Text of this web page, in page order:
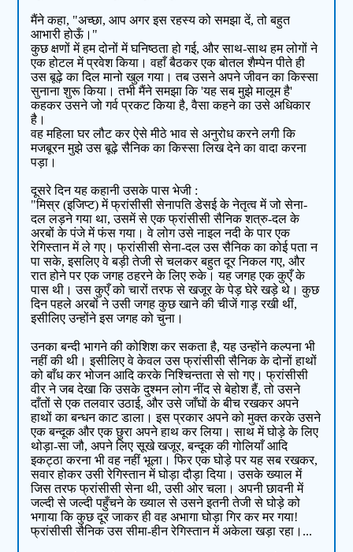
मैंने कहा, "अच्छा, आप अगर इस रहस्य को समझा दें, तो बहुत
आभारी होऊँ।"
कुछ क्षणों में हम दोनों में घनिष्ठता हो गई, और साथ-साथ हम लोगों ने
एक होटल में प्रवेश किया। वहाँ बैठकर एक बोतल शैम्पेन पीते ही
उस बूढ़े का दिल मानो खुल गया। तब उसने अपने जीवन का किस्सा
सुनाना शुरू किया। तभी मैंने समझा कि 'यह सब मुझे मालूम है'
कहकर उसने जो गर्व प्रकट किया है, वैसा कहने का उसे अधिकार
है।
वह महिला घर लौट कर ऐसे मीठे भाव से अनुरोध करने लगी कि
मजबूरन मुझे उस बूढ़े सैनिक का किस्सा लिख देने का वादा करना
पड़ा।
दूसरे दिन यह कहानी उसके पास भेजी :
"मिस्र (इजिप्ट) में फ्रांसीसी सेनापति डेसई के नेतृत्व में जो सेना-
दल लड़ने गया था, उसमें से एक फ्रांसीसी सैनिक शत्रु-दल के
अरबों के पंजे में फंस गया। वे लोग उसे नाइल नदी के पार एक
रेगिस्तान में ले गए। फ्रांसीसी सेना-दल उस सैनिक का कोई पता न
पा सके, इसलिए वे बड़ी तेजी से चलकर बहुत दूर निकल गए, और
रात होने पर एक जगह ठहरने के लिए रुके। यह जगह एक कुएँ के
पास थी। उस कुएँ को चारों तरफ से खजूर के पेड़ घेरे खड़े थे। कुछ
दिन पहले अरबों ने उसी जगह कुछ खाने की चीजें गाड़ रखी थीं,
इसीलिए उन्होंने इस जगह को चुना।
उनका बन्दी भागने की कोशिश कर सकता है, यह उन्होंने कल्पना भी
नहीं की थी। इसीलिए वे केवल उस फ्रांसीसी सैनिक के दोनों हाथों
को बाँध कर भोजन आदि करके निश्चिन्तता से सो गए। फ्रांसीसी
वीर ने जब देखा कि उसके दुश्मन लोग नींद से बेहोश हैं, तो उसने
दाँतों से एक तलवार उठाई, और उसे जाँघों के बीच रखकर अपने
हाथों का बन्धन काट डाला। इस प्रकार अपने को मुक्त करके उसने
एक बन्दूक और एक छुरा अपने हाथ कर लिया। साथ में घोड़े के लिए
थोड़ा-सा जौ, अपने लिए सूखे खजूर, बन्दूक की गोलियाँ आदि
इकट्ठा करना भी वह नहीं भूला। फिर एक घोड़े पर यह सब रखकर,
सवार होकर उसी रेगिस्तान में घोड़ा दौड़ा दिया। उसके ख्याल में
जिस तरफ फ्रांसीसी सेना थी, उसी ओर चला। अपनी छावनी में
जल्दी से जल्दी पहुँचने के ख्याल से उसने इतनी तेजी से घोड़े को
भगाया कि कुछ दूर जाकर ही वह अभागा घोड़ा गिर कर मर गया!
फ्रांसीसी सैनिक उस सीमा-हीन रेगिस्तान में अकेला खड़ा रहा।...